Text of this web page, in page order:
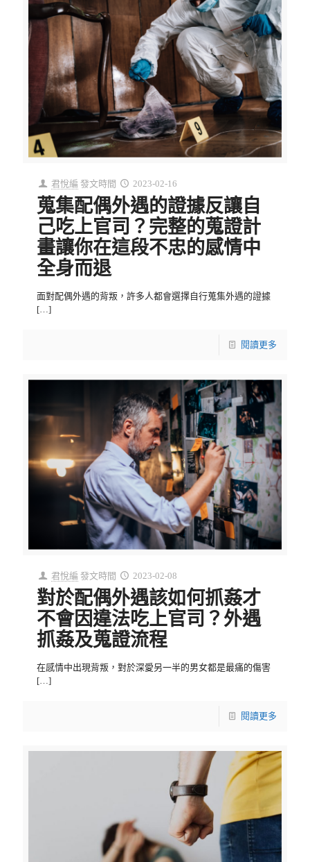
君悅編 發文時間 2023-02-16
蒐集配偶外遇的證據反讓自
己吃上官司？完整的蒐證計
畫讓你在這段不忠的感情中
全身而退
面對配偶外遇的背叛，許多人都會選擇自行蒐集外遇的證據
[…]
閱讀更多
君悅編 發文時間 2023-02-08
對於配偶外遇該如何抓姦才
不會因違法吃上官司？外遇
抓姦及蒐證流程
在感情中出現背叛，對於深愛另一半的男女都是最痛的傷害
[…]
閱讀更多